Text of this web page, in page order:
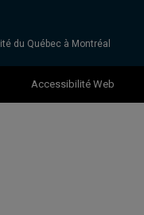
du Québec à Montréal
Accessibilité Web